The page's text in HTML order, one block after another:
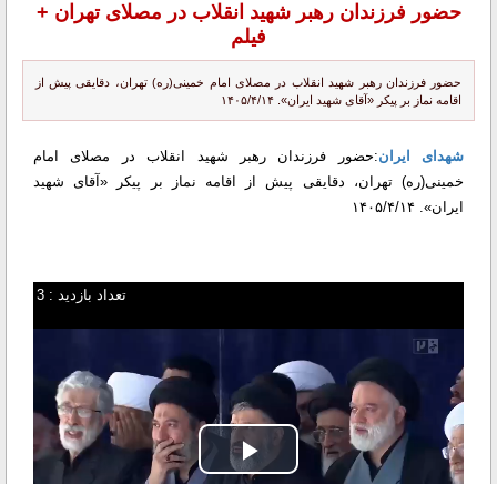
حضور فرزندان رهبر شهید انقلاب در مصلای تهران +
فیلم
حضور فرزندان رهبر شهید انقلاب در مصلای امام خمینی(ره) تهران، دقایقی پیش از
اقامه نماز بر پیکر «آقای شهید ایران». ۱۴۰۵/۴/۱۴
شهدای ایران:حضور فرزندان رهبر شهید انقلاب در مصلای امام
خمینی(ره) تهران، دقایقی پیش از اقامه نماز بر پیکر «آقای شهید
ایران». ۱۴۰۵/۴/۱۴
Play
تعداد بازدید : 3